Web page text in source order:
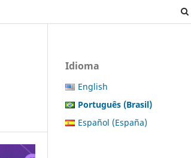
Idioma
English
Português (Brasil)
Español (España)